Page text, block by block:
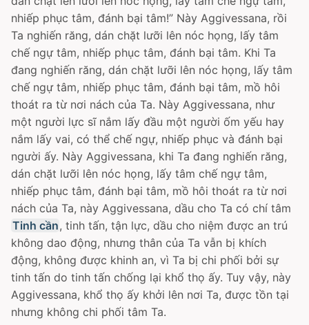
nhiếp phục tâm, đánh bại tâm!” Này Aggivessana, rồi
Ta nghiến răng, dán chặt lưỡi lên nóc họng, lấy tâm
chế ngự tâm, nhiếp phục tâm, đánh bại tâm. Khi Ta
đang nghiến răng, dán chặt lưỡi lên nóc họng, lấy tâm
chế ngự tâm, nhiếp phục tâm, đánh bại tâm, mồ hôi
thoát ra từ nơi nách của Ta. Này Aggivessana, như
một người lực sĩ nắm lấy đầu một người ốm yếu hay
nắm lấy vai, có thể chế ngự, nhiếp phục và đánh bại
người ấy. Này Aggivessana, khi Ta đang nghiến răng,
dán chặt lưỡi lên nóc họng, lấy tâm chế ngự tâm,
nhiếp phục tâm, đánh bại tâm, mồ hôi thoát ra từ nơi
nách của Ta, này Aggivessana, dầu cho Ta có chí tâm
Tinh cần, tinh tấn, tận lực, dầu cho niệm được an trú
không dao động, nhưng thân của Ta vẫn bị khích
động, không được khinh an, vì Ta bị chi phối bởi sự
tinh tấn do tinh tấn chống lại khổ thọ ấy. Tuy vậy, này
Aggivessana, khổ thọ ấy khởi lên nơi Ta, được tồn tại
nhưng không chi phối tâm Ta.